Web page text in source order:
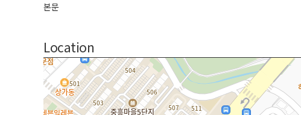
본문
Location